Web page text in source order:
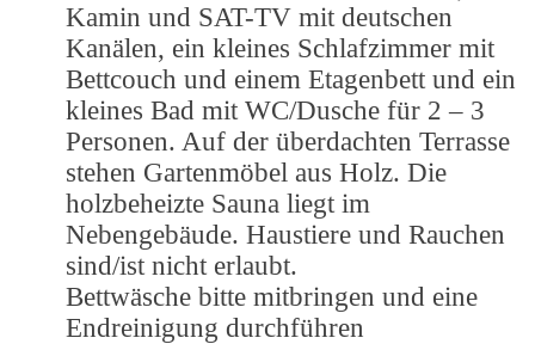
Kamin und SAT-TV mit deutschen
Kanälen, ein kleines Schlafzimmer mit
Bettcouch und einem Etagenbett und ein
kleines Bad mit WC/Dusche für 2 – 3
Personen. Auf der überdachten Terrasse
stehen Gartenmöbel aus Holz. Die
holzbeheizte Sauna liegt im
Nebengebäude. Haustiere und Rauchen
sind/ist nicht erlaubt.
Bettwäsche bitte mitbringen und eine
Endreinigung durchführen